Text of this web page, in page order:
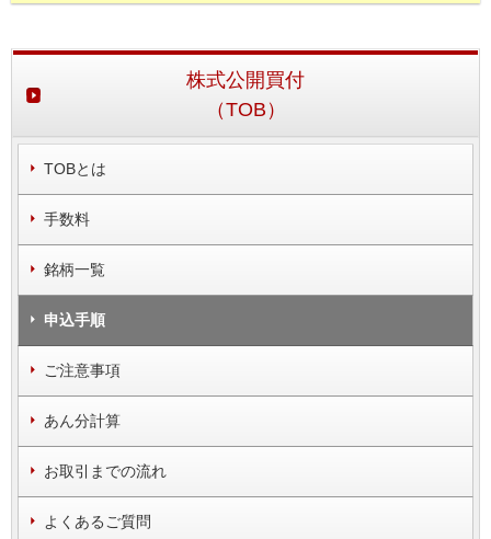
株式公開買付
（TOB）
TOBとは
手数料
銘柄一覧
申込手順
ご注意事項
あん分計算
お取引までの流れ
よくあるご質問